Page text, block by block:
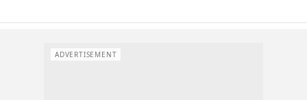
ADVERTISEMENT